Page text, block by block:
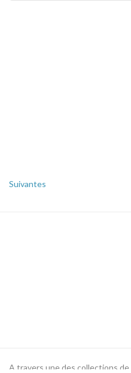
Suivantes
A travers une des collections de